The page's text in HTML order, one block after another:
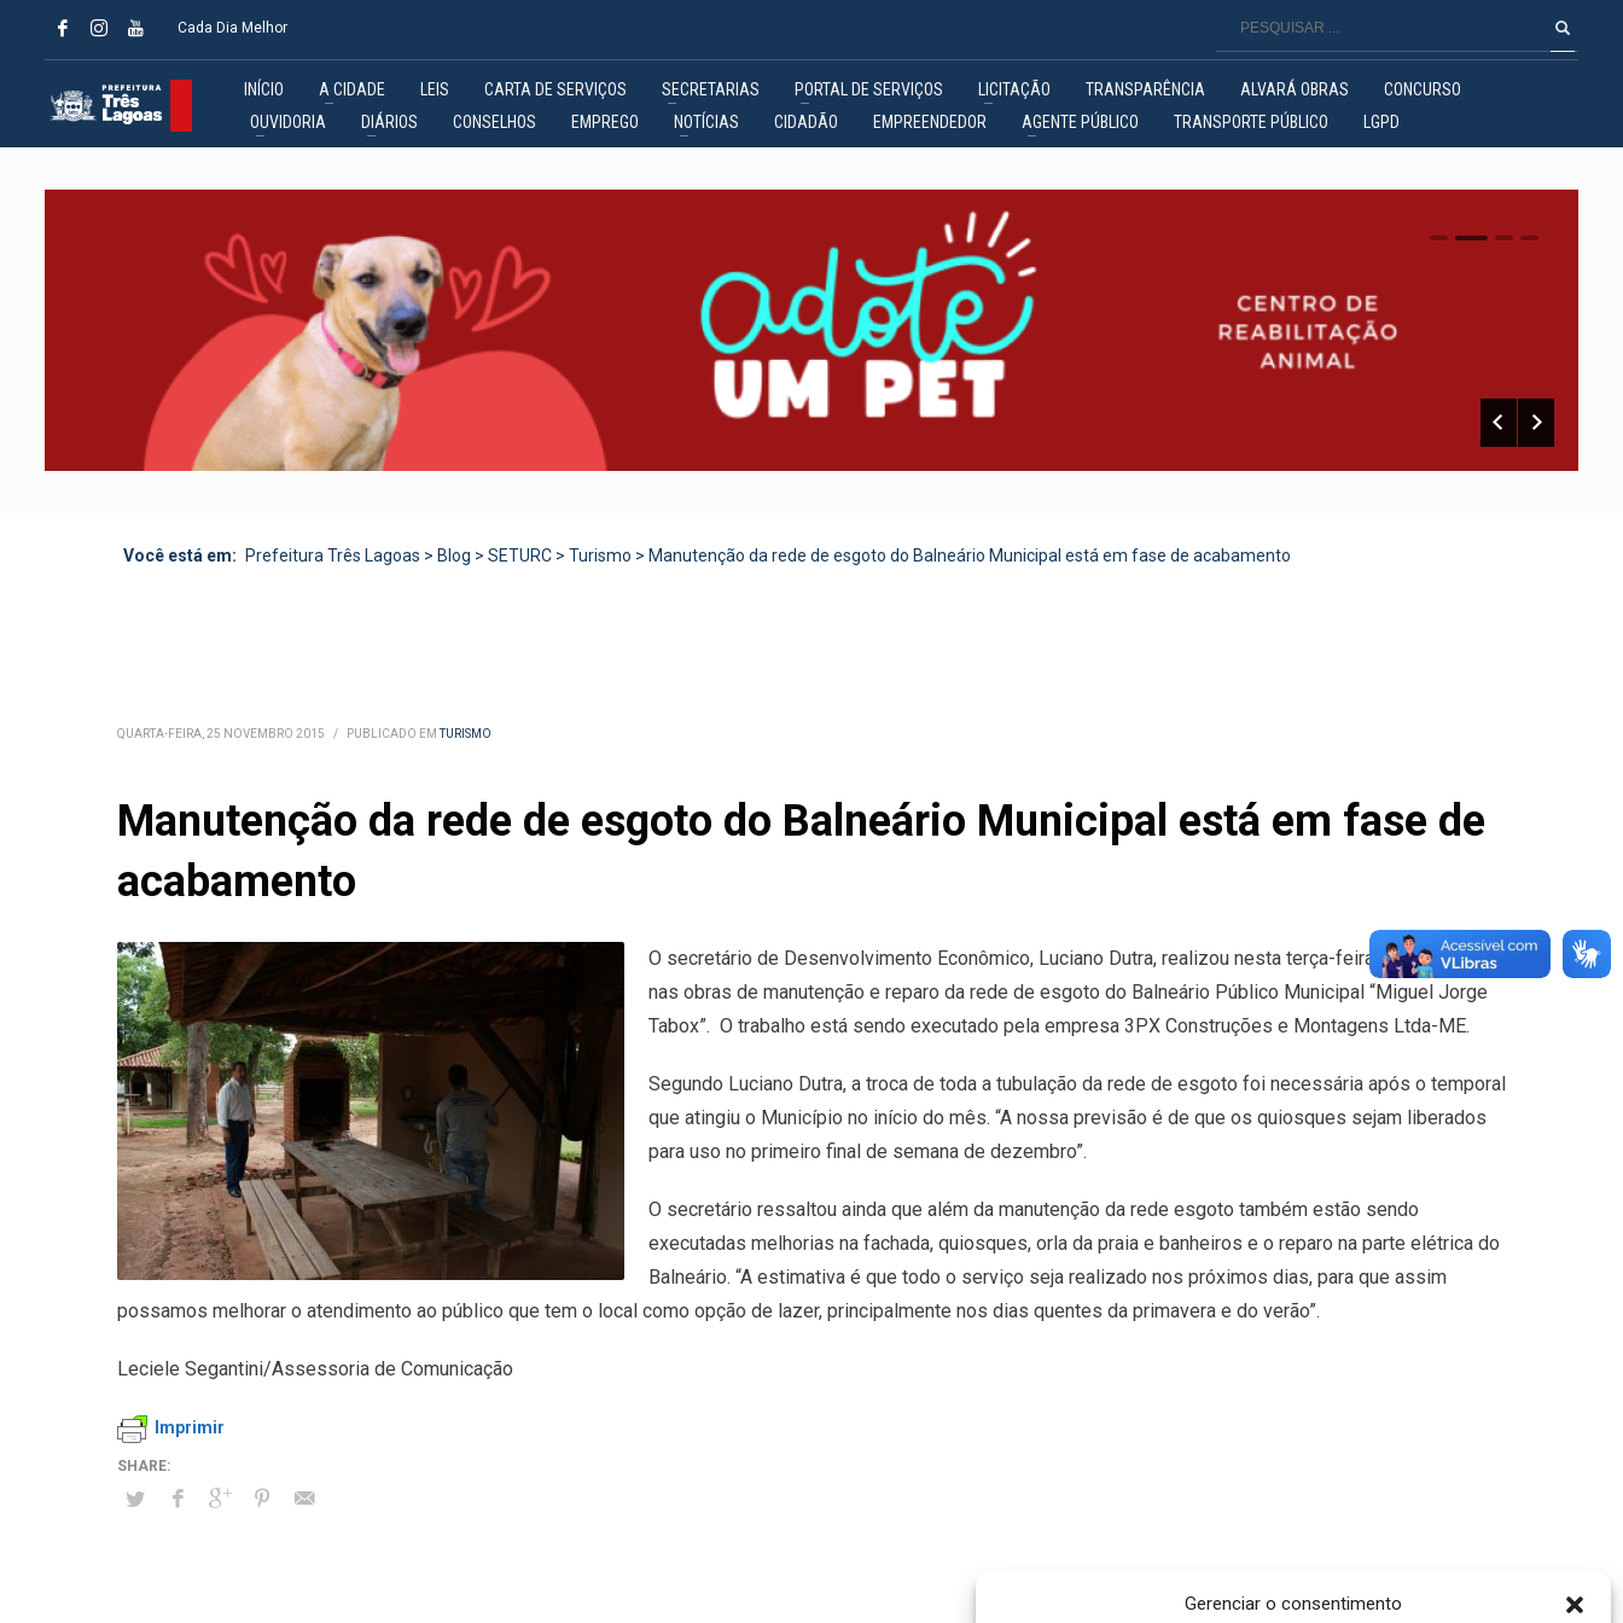
Gerenciar o consentimento
Cada Dia Melhor
INÍCIO A CIDADE LEIS CARTA DE SERVIÇOS SECRETARIAS PORTAL DE SERVIÇOS LICITAÇÃO TRANSPARÊNCIA ALVARÁ OBRAS
CONCURSO
OUVIDORIA
DIÁRIOS CONSELHOS EMPREGO NOTÍCIAS CIDADÃO EMPREENDEDOR AGENTE PÚBLICO TRANSPORTE PÚBLICO LGPD
0 1 2
Você está em: Prefeitura Três Lagoas > Blog > SETURC > Turismo > Manutenção da rede de esgoto do Balneário Municipal está em fase de acabamento
QUARTA-FEIRA, 25 NOVEMBRO 2015 / PUBLICADO EM TURISMO
Manutenção da rede de esgoto do Balneário Municipal está em fase de
acabamento
O secretário de Desenvolvimento Econômico, Luciano Dutra, realizou nesta terça-feira (24) vistoria
nas obras de manutenção e reparo da rede de esgoto do Balneário Público Municipal “Miguel Jorge
Tabox”. O trabalho está sendo executado pela empresa 3PX Construções e Montagens Ltda-ME.
Segundo Luciano Dutra, a troca de toda a tubulação da rede de esgoto foi necessária após o temporal
que atingiu o Município no início do mês. “A nossa previsão é de que os quiosques sejam liberados
para uso no primeiro final de semana de dezembro”.
O secretário ressaltou ainda que além da manutenção da rede esgoto também estão sendo
executadas melhorias na fachada, quiosques, orla da praia e banheiros e o reparo na parte elétrica do
Balneário. “A estimativa é que todo o serviço seja realizado nos próximos dias, para que assim
possamos melhorar o atendimento ao público que tem o local como opção de lazer, principalmente nos dias quentes da primavera e do verão”.
Leciele Segantini/Assessoria de Comunicação
Imprimir